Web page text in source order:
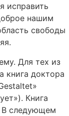
исправить
нашим
свободы
Для тех из
книга доктора
Книга
В следующем